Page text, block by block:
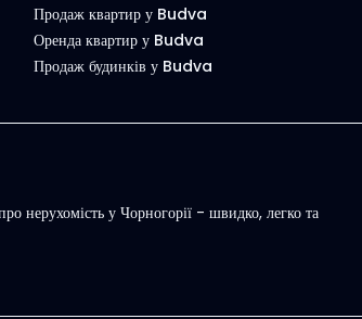
Продаж квартир у Budva
Оренда квартир у Budva
Продаж будинків у Budva
у Чорногорії - швидко, легко та